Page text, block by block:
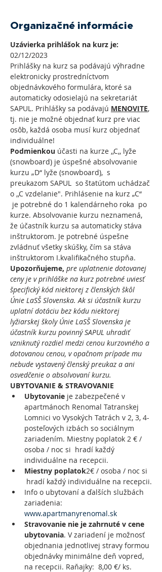
Organizačné informácie
Uzávierka prihlášok na kurz je:
02/12/2023
Prihlášky na kurz sa podávajú výhradne
elektronicky prostredníctvom
objednávkového formulára, ktoré sa
automaticky odosielajú na sekretariát
SAPUL. Prihlášky sa podávajú MENOVITE,
tj. nie je možné objednať kurz pre viac
osôb, každá osoba musí kurz objednať
individuálne!
Podmienkou účasti na kurze ,,C,, lyže
(snowboard) je úspešné absolvovanie
kurzu „D“ lyže (snowboard),  s
preukazom SAPUL  so štatútom uchádzač
o ,,C vzdelanie". Prihlásenie na kurz „C“
je potrebné do 1 kalendárneho roka  po
kurze. Absolvovanie kurzu neznamená,
že účastník kurzu sa automaticky stáva
inštruktorom. Je potrebné úspešne
zvládnuť všetky skúšky, čím sa stáva
inštruktorom I.kvalifikačného stupňa.
Upozorňujeme, pre uplatnenie dotovanej
ceny je v prihláške na kurz potrebné uviesť
špecifický kód niektorej z členských škôl
Únie LaSŠ Slovenska. Ak si účastník kurzu
uplatní dotáciu bez kódu niektorej
lyžiarskej školy Únie LaSŠ Slovenska je
účastník kurzu povinný SAPUL uhradiť
vzniknutý rozdiel medzi cenou kurzovného a
dotovanou cenou, v opačnom prípade mu
nebude vystavený členský preukaz a ani
osvedčenie o absolvovaní kurzu.
UBYTOVANIE & STRAVOVANIE
Ubytovanie je zabezpečené v
apartmánoch Renomal Tatranskej
Lomnici vo Vysokých Tatrách v 2, 3, 4-
posteľových izbách so sociálnym
zariadením. Miestny poplatok 2 € /
osoba / noc si  hradí každý
individuálne na recepcii.
Miestny poplatok2€ / osoba / noc si
hradí každý individuálne na recepcii.
Info o ubytovaní a ďalších službách
zariadenia:
www.apartmanyrenomal.sk
Stravovanie nie je zahrnuté v cene
ubytovania. V zariadení je možnosť
objednania jednotlivej stravy formou
objednávky minimálne deň vopred,
na recepcii. Raňajky:  8,00 €/ ks.